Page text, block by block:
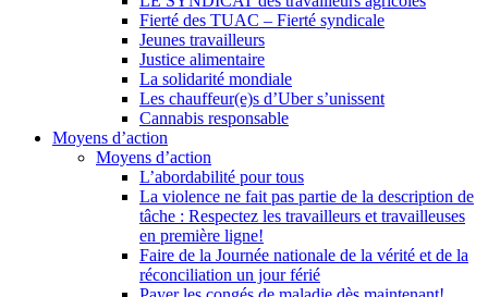
Fierté des TUAC – Fierté syndicale
Jeunes travailleurs
Justice alimentaire
La solidarité mondiale
Les chauffeur(e)s d’Uber s’unissent
Cannabis responsable
Moyens d’action
Moyens d’action
L’abordabilité pour tous
La violence ne fait pas partie de la description de
tâche : Respectez les travailleurs et travailleuses
en première ligne!
Faire de la Journée nationale de la vérité et de la
réconciliation un jour férié